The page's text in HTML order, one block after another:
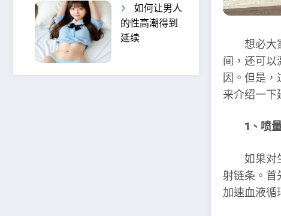
如何让男人
的性高潮得到
延续
想必大家
间，还可
因。但是
来介绍一下
1、喷
如果对生
射链条。首
加速血液循